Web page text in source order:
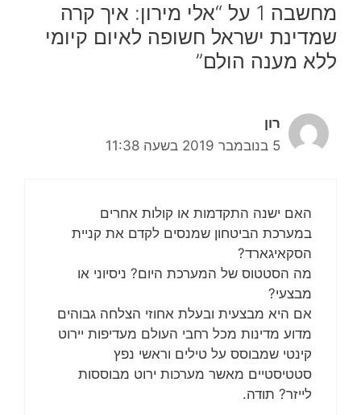
מחשבה 1 על “אלי מירון: איך קרה
שמדינת ישראל חשופה לאיום קיומי
ללא מענה הולם”
רון
5 בנובמבר 2019 בשעה 11:38
האם ישנה התקדמות או קולות אחרים
במערכת הביטחון שמנסים לקדם את קניית
הסקאיגארד?
מה הסטטוס של המערכת היום? ניסיוני או
מבצעי?
אם היא מבצעית ובעלת אחוזי הצלחה גבוהים
מדוע מדינות מכל רחבי העולם מעדיפות יירוט
קינטי שמבוסס על טילים וראשי נפץ
סטטיסטיים מאשר מערכות ירוט מבוססות
לייזר? תודה.